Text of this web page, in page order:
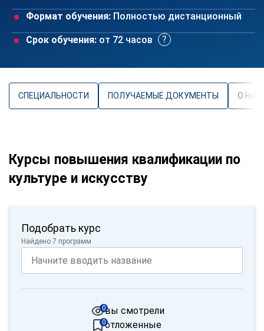
Формат обучения: Полностью дистанционный
Срок обучения: от 72 часов
СПЕЦИАЛЬНОСТИ ПОЛУЧАЕМЫЕ ДОКУМЕНТЫ О
Курсы повышения квалификации по
культуре и искусству
Подобрать курс
Найдено 7 программ
вы смотрели
0
отложенные
0